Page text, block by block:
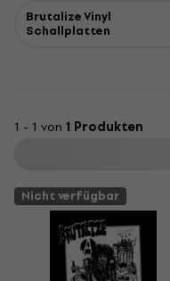
Brutalize Vinyl
Schallplatten
1 - 1 von 1 Produkten
Nicht verfügbar